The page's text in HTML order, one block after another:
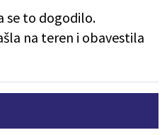
se to dogodilo.
na teren i obavestila